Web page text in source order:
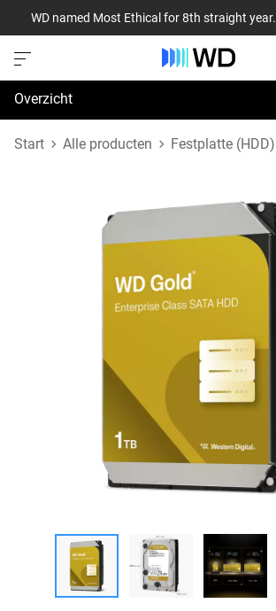
WD named Most Ethical for 8th straight year.
Overzicht
Specificaties
Start Alle producten Festplatte (HDD)